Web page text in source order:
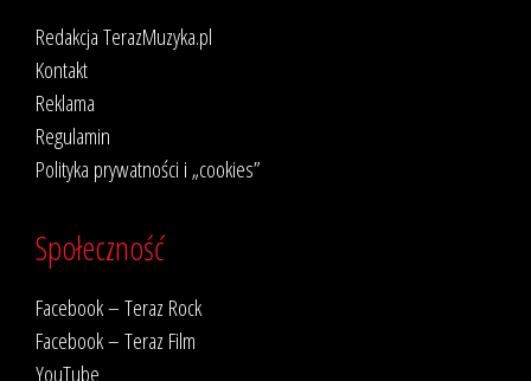
Redakcja TerazMuzyka.pl
Kontakt
Reklama
Regulamin
Polityka prywatności i „cookies”
Społeczność
Facebook – Teraz Rock
Facebook – Teraz Film
YouTube